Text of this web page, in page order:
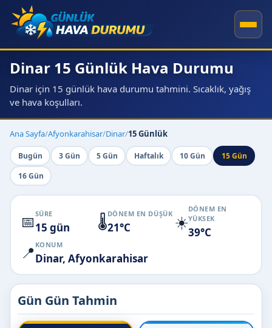
Dinar 15 Günlük Hava Durumu
Dinar için 15 günlük hava durumu tahmini. Sıcaklık, yağış
ve hava koşulları.
Ana Sayfa/Afyonkarahisar/Dinar/15 Günlük
Bugün 3 Gün 5 Gün Haftalık 10 Gün
15 Gün
16 Gün
📅 SÜRE
15 gün 🌡️DÖNEM EN DÜŞÜK
21°C ☀️
DÖNEM EN
YÜKSEK
39°C
📍 KONUM
Dinar, Afyonkarahisar
Gün Gün Tahmin